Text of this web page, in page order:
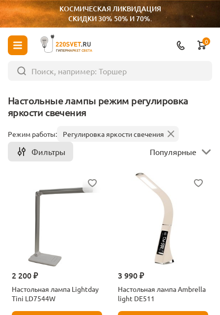
КОСМИЧЕСКАЯ ЛИКВИДАЦИЯ
СКИДКИ 30% 50% И 70%.
ГИПЕРМАРКЕТ СВЕТА
0
Настольные лампы режим регулировка
яркости свечения
Режим работы: Регулировка яркости свечения
Фильтры Популярные
2 200 ₽
Настольная лампа Lightday
Tini LD7544W
3 990 ₽
Настольная лампа Ambrella
light DE511